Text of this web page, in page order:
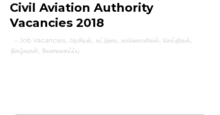
Civil Aviation Authority
Vacancies 2018
- Job Vacancies அரசியல் கட்டுரை காணொளிகள் செய்திகள்
நிகழ்வுகள் வேலைவாய்ப்பு